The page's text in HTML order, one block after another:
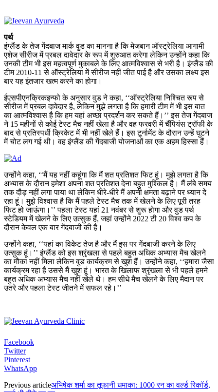
पर्थ
इंग्लैंड के तेज गेंदबाज मार्क वुड का मानना ​​है कि मेजबान ऑस्ट्रेलिया आगामी
एशेज सीरीज में प्रबल दावेदार के रूप में शुरुआत करेगा लेकिन उन्होंने कहा कि
उनकी टीम भी इस महत्वपूर्ण मुकाबले के लिए आत्मविश्वास से भरी है। इंग्लैंड की
टीम 2010-11 से ऑस्ट्रेलिया में सीरीज नहीं जीत पाई है और उसका लक्ष्य इस
बार यह इंतजार खत्म करने का होगा।
ईएसपीएनक्रिकइन्फो के अनुसार वुड ने कहा, ‘‘ऑस्ट्रेलिया निश्चित रूप से
सीरीज में प्रबल दावेदार है, लेकिन मुझे लगता है कि हमारी टीम में भी इस बात
का आत्मविश्वास है कि हम यहां अच्छा प्रदर्शन कर सकते हैं।’’ इस तेज गेंदबाज
ने 15 महीनों से कोई टेस्ट मैच नहीं खेला है और वह फरवरी में चैंपियंस ट्रॉफी के
बाद से प्रतिस्पर्धी क्रिकेट में भी नहीं खेले हैंं। इस टूर्नामेंट के दौरान उन्हें घुटने
में चोट लग गई थी। वह इंग्लैंड की गेंदबाजी योजनाओं का एक अहम हिस्सा हैं।
उन्होंने कहा, ‘‘मैं यह नहीं कहूंगा कि मैं शत प्रतिशत फिट हूं। मुझे लगता है कि
अभ्यास के दौरान हमेशा अपना शत प्रतिशत देना बहुत मुश्किल है। मैं लंबे समय
तक दौड़ नहीं लगा पाया था लेकिन धीरे-धीरे मैं अपनी क्षमता बढ़ाने पर ध्यान दे
रहा हूं। मुझे विश्वास है कि मैं पहले टेस्ट मैच तक में खेलने के लिए पूरी तरह
फिट हो जाऊंगा।’’ पहला टेस्ट यहां 21 नवंबर से शुरू होगा और वुड पर्थ
स्टेडियम में खेलने के लिए उत्सुक हैं, जहां उन्होंने 2022 टी 20 विश्व कप के
दौरान केवल एक बार गेंदबाजी की है।
उन्होंने कहा, ‘‘यहां का विकेट तेज है और मैं इस पर गेंदबाजी करने के लिए
उत्सुक हूं।’’ इंग्लैंड को इस श्रृंखला से पहले बहुत अधिक अभ्यास मैच खेलने
का मौका नहीं मिला लेकिन वुड कार्यक्रम से खुश हैं। उन्होंने कहा, ‘‘हमारा जैसा
कार्यक्रम रहा है उससे मैं खुश हूं। भारत के खिलाफ श्रृंखला से भी पहले हमने
बहुत अधिक अभ्यास मैच नहीं खेले थे। हम सीधे मैच खेलने के लिए मैदान पर
उतरे और पहला टेस्ट जीतने में सफल रहे।’’
Facebook
Twitter
Pinterest
WhatsApp
Previous articleअभिषेक शर्मा का तूफानी धमाका: 1000 रन का वर्ल्ड रिकॉर्ड,